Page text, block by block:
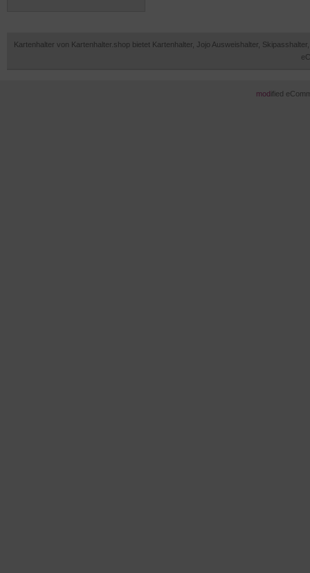
Kartenhalter von Kartenhalter.shop bietet Kartenhalter, Jojo Ausweishalter,
modified